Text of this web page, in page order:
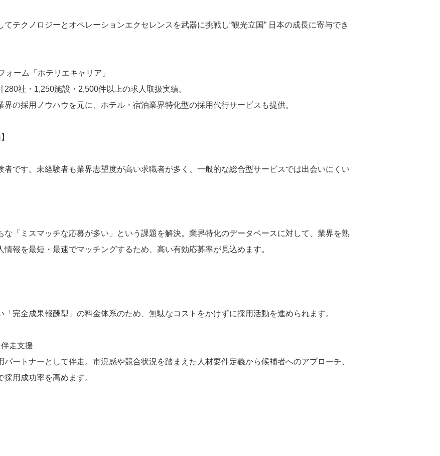
テクノロジーとオペレーションエクセレンスを武器に挑戦し“観光立国” 日本の成長に寄与でき
ーム「ホテリエキャリア」
社・1,250施設・2,500件以上の求人取扱実績。
の採用ノウハウを元に、ホテル・宿泊業界特化型の採用代行サービスも提供。
です。未経験者も業界志望度が高い求職者が多く、一般的な総合型サービスでは出会いにくい
「ミスマッチな応募が多い」という課題を解決。​業界特化のデータベースに対して、業界を熟
報を最短・最速でマッチングするため、高い有効応募率が見込めます。
完全成果報酬型」の料金体系のため、無駄なコストをかけずに採用活動を進められます。
走支援
ートナーとして伴走。市況感や競合状況を踏まえた人材要件定義から候補者へのアプローチ、
用成功率を高めます。